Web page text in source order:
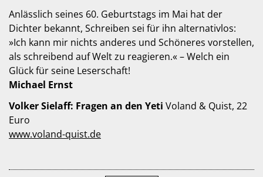
Anlässlich seines 60. Geburtstags im Mai hat der
Dichter bekannt, Schreiben sei für ihn alternativlos:
»Ich kann mir nichts anderes und Schöneres vorstellen,
als schreibend auf Welt zu reagieren.« – Welch ein
Glück für seine Leserschaft!
Michael Ernst
Volker Sielaff: Fragen an den Yeti Voland & Quist, 22
Euro
www.voland-quist.de